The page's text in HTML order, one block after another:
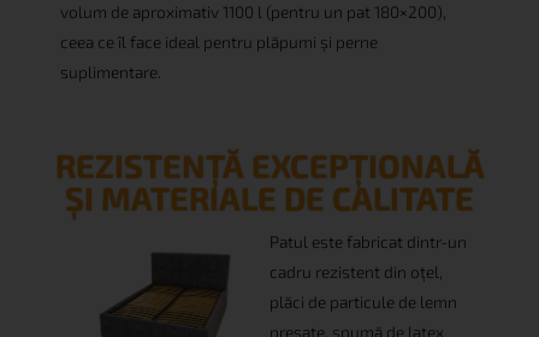
volum de aproximativ 1100 l (pentru un pat 180×200),
ceea ce îl face ideal pentru plăpumi și perne
suplimentare.
REZISTENȚĂ EXCEPȚIONALĂ
ȘI MATERIALE DE CALITATE
Patul este fabricat dintr-un
cadru rezistent din oțel,
plăci de particule de lemn
presate, spumă de latex
PUTEȚI OBȚINE PÂNĂ LA30%
REDUCERE!
CUMPĂRĂ MAI MULT - ECONOMISEȘTE MAI MULT
produse
reducere dacă cumpărați 3produse